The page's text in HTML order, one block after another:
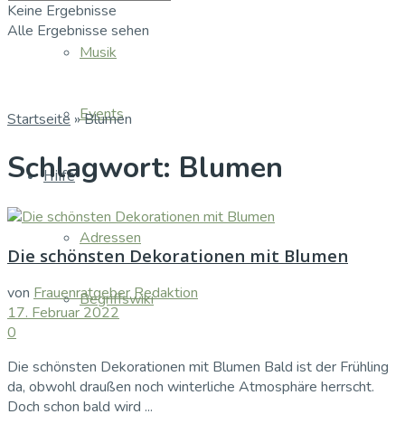
Musik
Events
Hilfe
Adressen
Begriffswiki
Keine Ergebnisse
Alle Ergebnisse sehen
Startseite »Blumen
Schlagwort: Blumen
Die schönsten Dekorationen mit Blumen
von Frauenratgeber Redaktion
17. Februar 2022
0
Die schönsten Dekorationen mit Blumen Bald ist der Frühling
da, obwohl draußen noch winterliche Atmosphäre herrscht.
Doch schon bald wird ...